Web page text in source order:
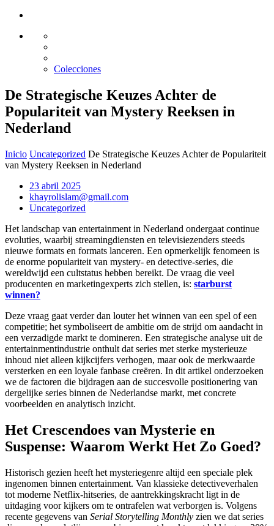
Colecciones
De Strategische Keuzes Achter de
Populariteit van Mystery Reeksen in
Nederland
Inicio Uncategorized De Strategische Keuzes Achter de Populariteit
van Mystery Reeksen in Nederland
23 abril 2025
khayrolislam@gmail.com
Uncategorized
Het landschap van entertainment in Nederland ondergaat continue
evoluties, waarbij streamingdiensten en televisiezenders steeds
nieuwe formats en formats lanceren. Een opmerkelijk fenomeen is
de enorme populariteit van mystery- en detective-series, die
wereldwijd een cultstatus hebben bereikt. De vraag die veel
producenten en marketingexperts zich stellen, is: starburst
winnen?
Deze vraag gaat verder dan louter het winnen van een spel of een
competitie; het symboliseert de ambitie om de strijd om aandacht in
een verzadigde markt te domineren. Een strategische analyse uit de
entertainmentindustrie onthult dat series met sterke mysterieuze
inhoud niet alleen kijkcijfers verhogen, maar ook de merkwaarde
versterken en een loyale fanbase creëren. In dit artikel onderzoeken
we de factoren die bijdragen aan de succesvolle positionering van
dergelijke series binnen de Nederlandse markt, met concrete
voorbeelden en analytisch inzicht.
Het Crescendoes van Mysterie en
Suspense: Waarom Werkt Het Zo Goed?
Historisch gezien heeft het mysteriegenre altijd een speciale plek
ingenomen binnen entertainment. Van klassieke detectiveverhalen
tot moderne Netflix-hitseries, de aantrekkingskracht ligt in de
uitdaging voor kijkers om te ontrafelen wat verborgen is. Volgens
recente gegevens van Serial Storytelling Monthly zien we dat series